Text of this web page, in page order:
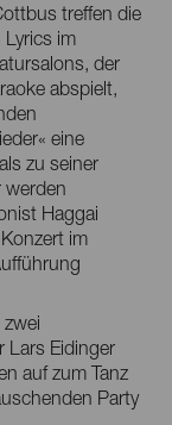
treffen die
im
der
abspielt,
eine
zu seiner
werden
Haggai
im
Lars Eidinger
auf zum Tanz
Party